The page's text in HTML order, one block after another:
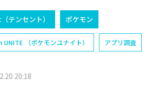
テンセント） ポケモン
（ポケモンユナイト） アプリ調査
20:18